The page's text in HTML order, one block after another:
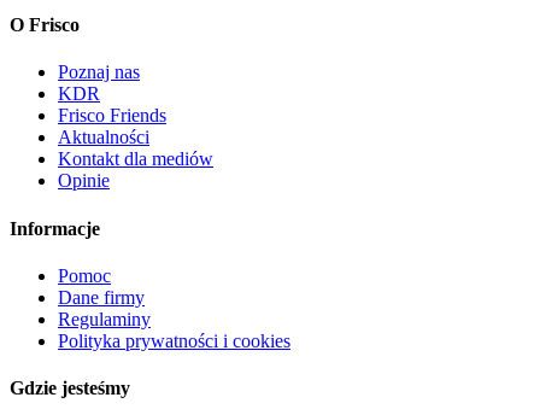
O Frisco
Poznaj nas
KDR
Frisco Friends
Aktualności
Kontakt dla mediów
Opinie
Informacje
Pomoc
Dane firmy
Regulaminy
Polityka prywatności i cookies
Gdzie jesteśmy